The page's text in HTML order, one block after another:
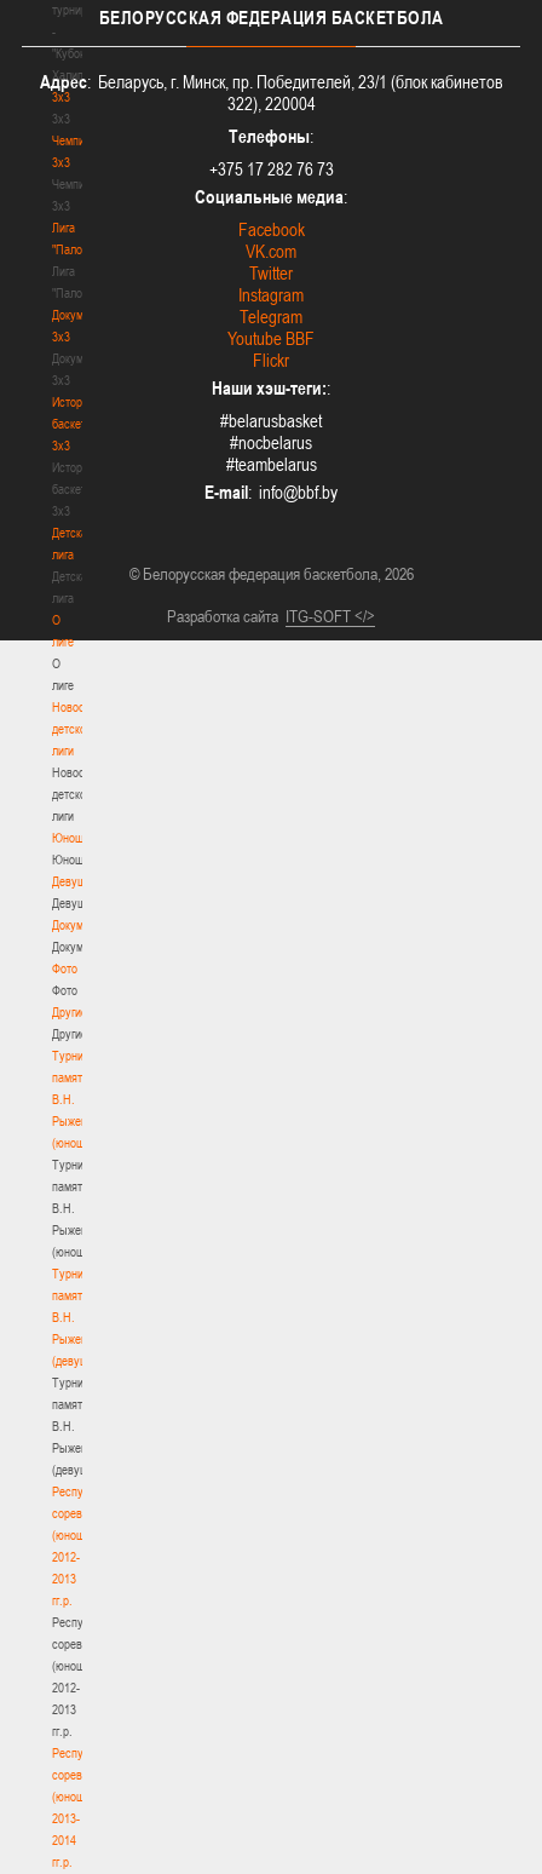
турнир
-
"Кубок
Халипского"
3x3
3x3
Чемпионат
3х3
Чемпионат
3х3
Лига
"Палова"
Лига
"Палова"
Документы
3х3
Документы
3х3
История
баскетбола
3х3
История
баскетбола
3х3
Детская
лига
Детская
лига
О
лиге
О
лиге
Новости
детской
лиги
Новости
детской
лиги
Юноши
Юноши
Девушки
Девушки
Документы
Документы
Фото
Фото
Другие
Другие
Турнир
памяти
В.Н.
Рыженкова
(юноши)
Турнир
памяти
В.Н.
Рыженкова
(юноши)
Турнир
памяти
В.Н.
Рыженкова
(девушки)
Турнир
памяти
В.Н.
Рыженкова
(девушки)
Республиканские
соревнования
(юноши)
2012-
2013
гг.р.
Республиканские
соревнования
(юноши)
2012-
2013
гг.р.
Республиканские
соревнования
(юноши)
2013-
2014
гг.р.
БЕЛОРУССКАЯ ФЕДЕРАЦИЯ БАСКЕТБОЛА
Адрес: Беларусь, г. Минск, пр. Победителей, 23/1 (блок кабинетов
322), 220004
Телефоны:
+375 17 282 76 73
Социальные медиа:
Facebook
VK.com
Twitter
Instagram
Telegram
Youtube BBF
Flickr
Наши хэш-теги::
#belarusbasket
#nocbelarus
#teambelarus
E-mail:
© Белорусская федерация баскетбола, 2026
Разработка сайта ITG-SOFT </>